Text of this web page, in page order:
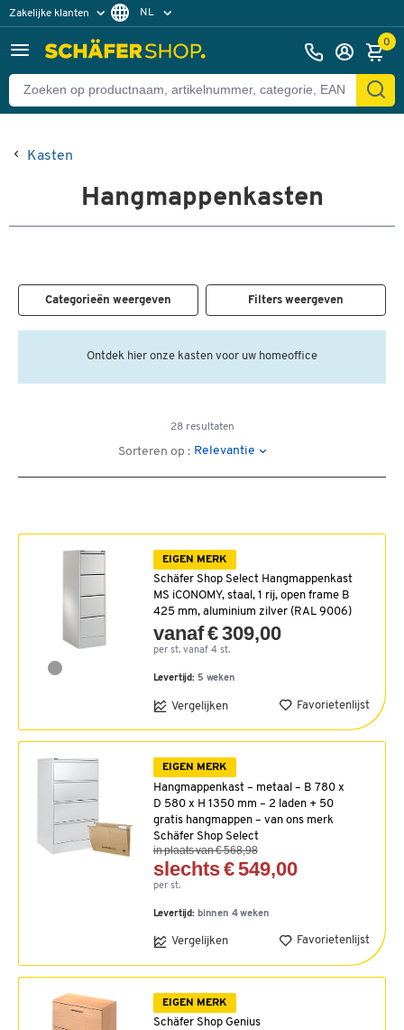
Zakelijke klanten
Particuliere klanten
NL
0
Kasten
Hangmappenkasten
Categorieën weergeven Filters weergeven
Ontdek hier onze kasten voor uw homeoffice
28 resultaten
Sorteren op : Relevantie
EIGEN MERK
Schäfer Shop Select Hangmappenkast
MS iCONOMY, staal, 1 rij, open frame B
425 mm, aluminium zilver (RAL 9006)
vanaf € 309,00
per st. vanaf 4 st.
Levertijd: 5 weken
Vergelijken Favorietenlijst
EIGEN MERK
Hangmappenkast – metaal – B 780 x
D 580 x H 1350 mm – 2 laden + 50
gratis hangmappen – van ons merk
Schäfer Shop Select
in plaats van € 568,98
slechts € 549,00
per st.
Levertijd: binnen 4 weken
Vergelijken Favorietenlijst
EIGEN MERK
Schäfer Shop Genius